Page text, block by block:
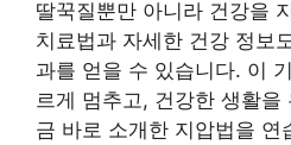
딸꾹질뿐만 아니라 건강을
치료법과 자세한 건강 정보
과를 얻을 수 있습니다. 이
르게 멈추고, 건강한 생활을
금 바로 소개한 지압법을 연